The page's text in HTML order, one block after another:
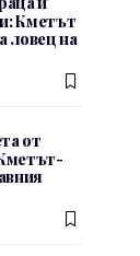
Кметът
ловец на
от